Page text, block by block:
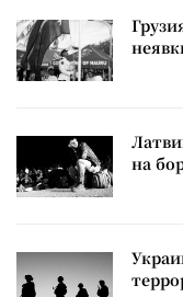
на